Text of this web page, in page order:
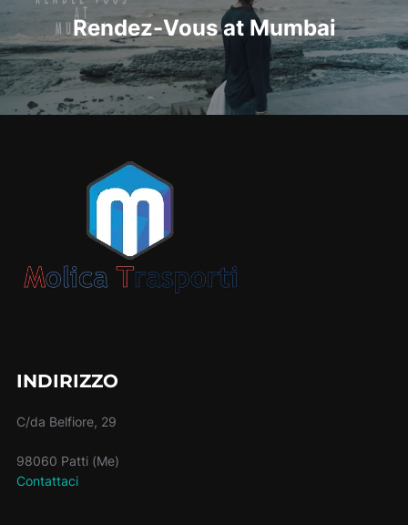
Rendez-Vous at Mumbai
INDIRIZZO
C/da Belfiore, 29
98060 Patti (Me)
Contattaci